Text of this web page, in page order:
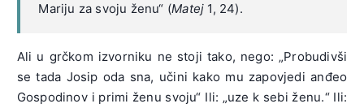
Mariju za svoju ženu“ (Matej 1, 24).
Ali u grčkom izvorniku ne stoji tako, nego: „Probudivši
se tada Josip oda sna, učini kako mu zapovjedi anđeo
Gospodinov i primi ženu svoju“ Ili: „uze k sebi ženu.“ Ili: